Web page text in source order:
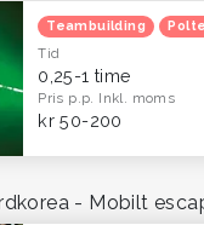
Teambuilding
Tid
0,25-1 time
Pris p.p. Inkl. moms
kr 50-200
- Mobilt